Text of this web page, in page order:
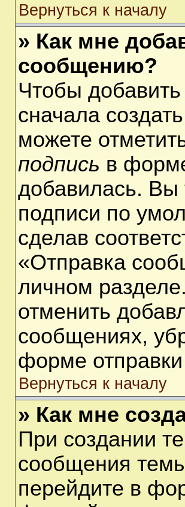
Вернуться к началу
» Как мне
сообщению?
Чтобы
сначала
можете
подпись в
добавилась. Вы
подписи по
сделав
«Отправка
личном
отменить
сообщениях,
форме
Вернуться к началу
» Как мне
При создании
сообщения
перейдите в